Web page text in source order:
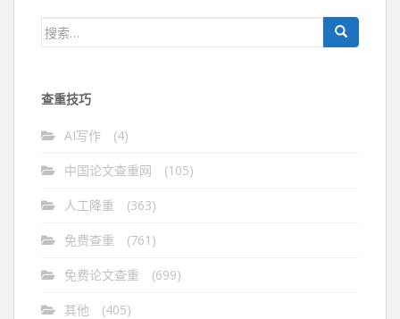
搜
查重技巧
AI写作 (4)
中国论文查重网 (105)
人工降重 (363)
免费查重 (761)
免费论文查重 (699)
其他
(405)